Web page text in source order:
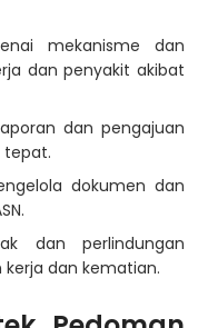
mekanisme dan
dan penyakit akibat
dan pengajuan
tepat.
dokumen dan
dan perlindungan
kerja dan kematian.